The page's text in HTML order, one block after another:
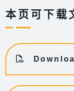
本页可下载